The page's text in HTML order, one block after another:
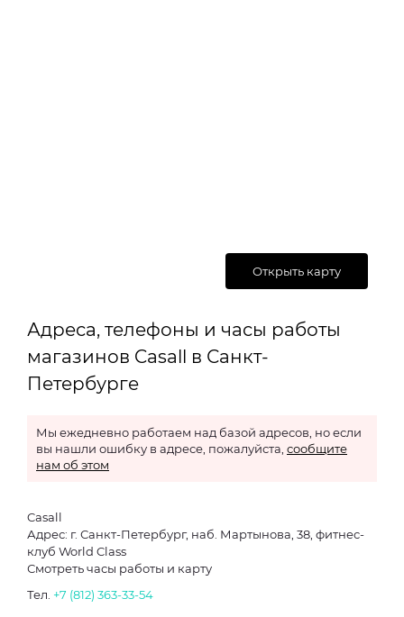
Открыть карту
Адреса, телефоны и часы работы
магазинов Casall в Санкт-
Петербурге
Мы ежедневно работаем над базой адресов, но если
вы нашли ошибку в адресе, пожалуйста, сообщите
нам об этом
Casall
Адрес: г. Санкт-Петербург, наб. Мартынова, 38, фитнес-
клуб World Class
Смотреть часы работы и карту
Тел. +7 (812) 363-33-54